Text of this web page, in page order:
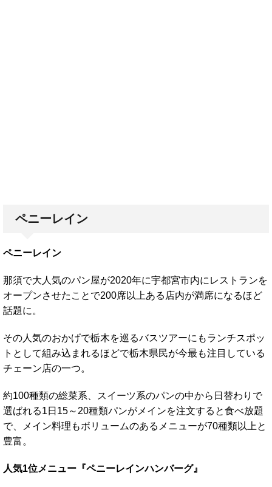
ペニーレイン
ペニーレイン
那須で大人気のパン屋が2020年に宇都宮市内にレストランを
オープンさせたことで200席以上ある店内が満席になるほど
話題に。
その人気のおかげで栃木を巡るバスツアーにもランチスポッ
トとして組み込まれるほどで栃木県民が今最も注目している
チェーン店の一つ。
約100種類の総菜系、スイーツ系のパンの中から日替わりで
選ばれる1日15～20種類パンがメインを注文すると食べ放題
で、メイン料理もボリュームのあるメニューが70種類以上と
豊富。
人気1位メニュー『ペニーレインハンバーグ』